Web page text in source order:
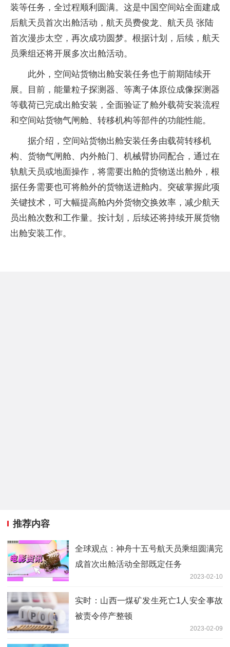
装等任务，全过程顺利圆满。这是中国空间站全面建成
后航天员首次出舱活动，航天员费俊龙、航天员 张陆
首次漫步太空，再次成功圆梦。根据计划，后续，航天
员乘组还将开展多次出舱活动。
此外，空间站货物出舱安装任务也于前期陆续开
展。目前，能量粒子探测器、等离子体原位成像探测器
等载荷已完成出舱安装，全面验证了舱外载荷安装流程
和空间站货物气闸舱、转移机构等部件的功能性能。
据介绍，空间站货物出舱安装任务由载荷转移机
构、货物气闸舱、内外舱门、机械臂协同配合，通过在
轨航天员或地面操作，将需要出舱的货物送出舱外，根
据任务需要也可将舱外的货物送进舱内。突破掌握此项
关键技术，可大幅提高舱内外货物交换效率，减少航天
员出舱次数和工作量。按计划，后续还将持续开展货物
出舱安装工作。
推荐内容
全球观点：神舟十五号航天员乘组圆满完
成首次出舱活动全部既定任务
2023-02-10
实时：山西一煤矿发生死亡1人安全事故
被责令停产整顿
2023-02-09